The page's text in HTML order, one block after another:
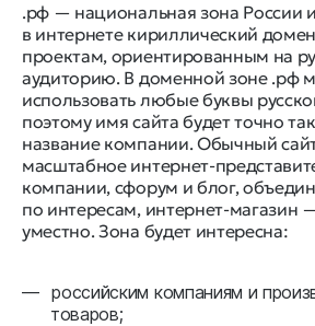
.рф — национальная зона России
в интернете кириллический
проектам, ориентированным на
аудиторию. В доменной зоне .рф
использовать любые буквы
поэтому имя сайта будет точно
название компании. Обычный
масштабное интернет-
компании, сфорум и блог,
по интересам, интернет-магазин
уместно. Зона будет интересна:
российским компаниям и
товаров;